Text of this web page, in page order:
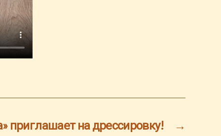
→
приглашает на дрессировку!